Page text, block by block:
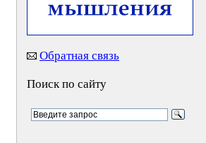
Обратная связь
Поиск по сайту